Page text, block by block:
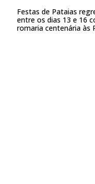
Festas de Pataias
entre os dias 13 e 16
romaria centenária às